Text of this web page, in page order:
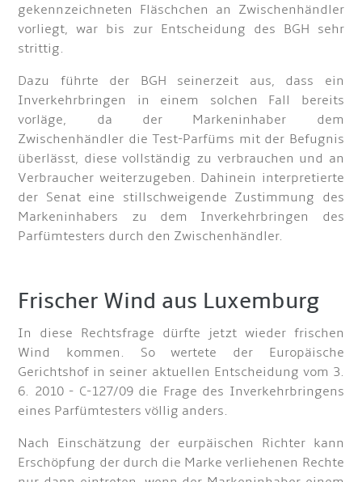
gekennzeichneten Fläschchen an Zwischenhändler
vorliegt, war bis zur Entscheidung des BGH sehr
strittig.
Dazu führte der BGH seinerzeit aus, dass ein
Inverkehrbringen in einem solchen Fall bereits
vorläge, da der Markeninhaber dem
Zwischenhändler die Test-Parfüms mit der Befugnis
überlässt, diese vollständig zu verbrauchen und an
Verbraucher weiterzugeben. Dahinein interpretierte
der Senat eine stillschweigende Zustimmung des
Markeninhabers zu dem Inverkehrbringen des
Parfümtesters durch den Zwischenhändler.
Frischer Wind aus Luxemburg
In diese Rechtsfrage dürfte jetzt wieder frischen
Wind kommen. So wertete der Europäische
Gerichtshof in seiner aktuellen Entscheidung vom 3.
6. 2010 - C-127/09 die Frage des Inverkehrbringens
eines Parfümtesters völlig anders.
Nach Einschätzung der eurpäischen Richter kann
Erschöpfung der durch die Marke verliehenen Rechte